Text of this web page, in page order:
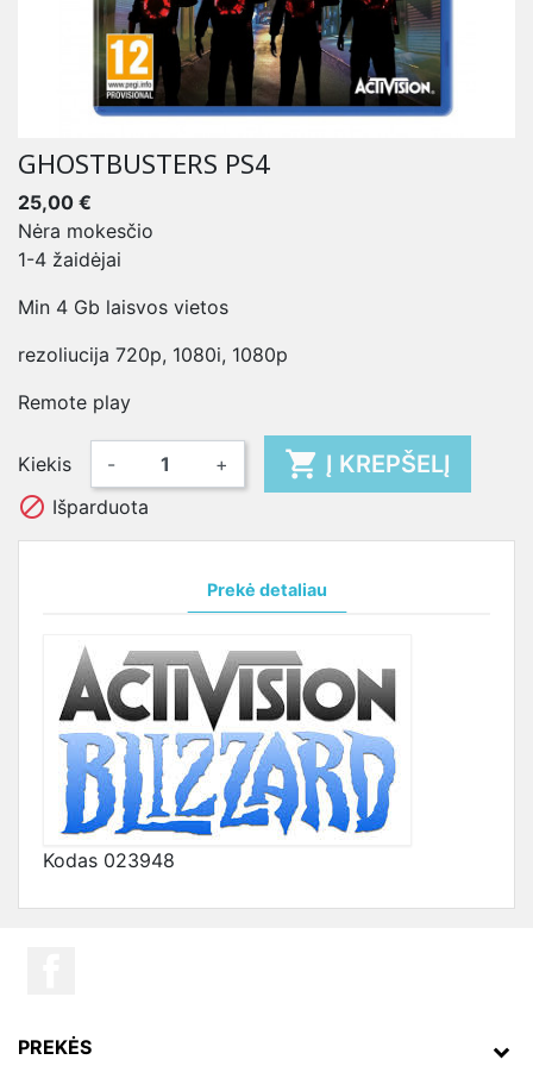
GHOSTBUSTERS PS4
25,00 €
Nėra mokesčio
1-4 žaidėjai
Min 4 Gb laisvos vietos
rezoliucija 720p, 1080i, 1080p
Remote play
Kiekis - +  Į KREPŠELĮ
 Išparduota
Prekė detaliau
Kodas 023948
PREKĖS